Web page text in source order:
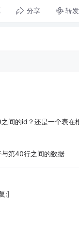
分享 转
间的id？还是一个表
第40行之间的数据
:]